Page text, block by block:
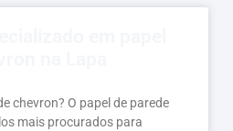
chevron? O papel de parede
mais procurados para